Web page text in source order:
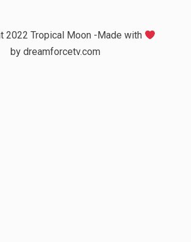
2022 Tropical Moon -Made with
by dreamforcetv.com